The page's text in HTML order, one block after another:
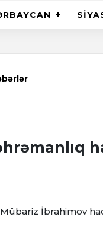
İbrahimov